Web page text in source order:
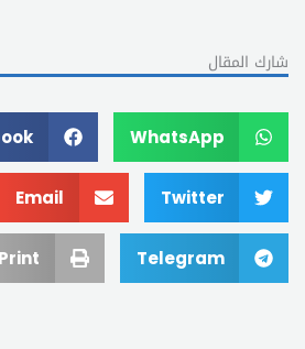
شارك المقال
WhatsApp
Twitter
Email
Telegram
Print